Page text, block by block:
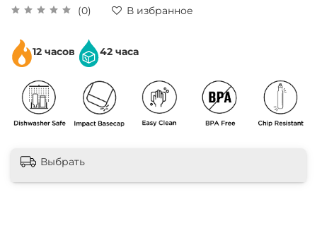
(0) В избранное
12 часов 42 часа
Выбрать